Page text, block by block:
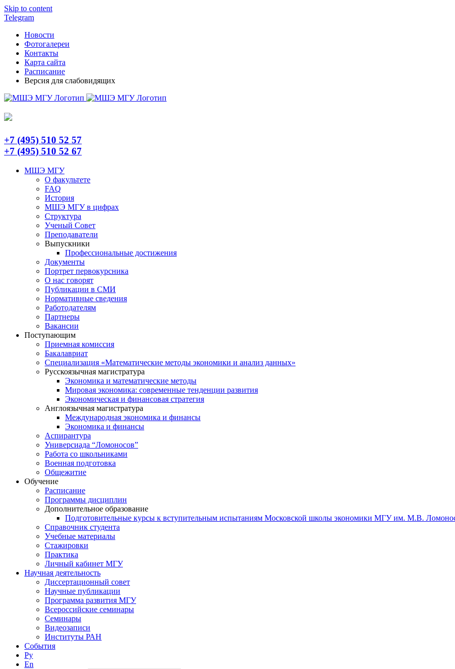
Skip to content
Telegram
Новости
Фотогалереи
Контакты
Карта сайта
Расписание
Версия для слабовидящих
+7 (495) 510 52 57
+7 (495) 510 52 67
МШЭ МГУ
О факультете
FAQ
История
МШЭ МГУ в цифрах
Структура
Ученый Совет
Преподаватели
Выпускники
Профессиональные достижения
Документы
Портрет первокурсника
О нас говорят
Публикации в СМИ
Нормативные сведения
Работодателям
Партнеры
Вакансии
Поступающим
Приемная комиссия
Бакалавриат
Специализация «Математические методы экономики и анализ данных»
Русскоязычная магистратура
Экономика и математические методы
Мировая экономика: современные тенденции развития
Экономическая и финансовая стратегия
Англоязычная магистратура
Международная экономика и финансы
Экономика и финансы
Аспирантура
Универсиада “Ломоносов”
Работа со школьниками
Военная подготовка
Общежитие
Обучение
Расписание
Программы дисциплин
Дополнительное образование
Подготовительные курсы к вступительным испытаниям Московской школы экономики МГУ им. М.В.
Справочник студента
Учебные материалы
Стажировки
Практика
Личный кабинет МГУ
Научная деятельность
Диссертационный совет
Научные публикации
Программа развития МГУ
Всероссийские семинары
Семинары
Видеозаписи
Институты РАН
События
Ру
En